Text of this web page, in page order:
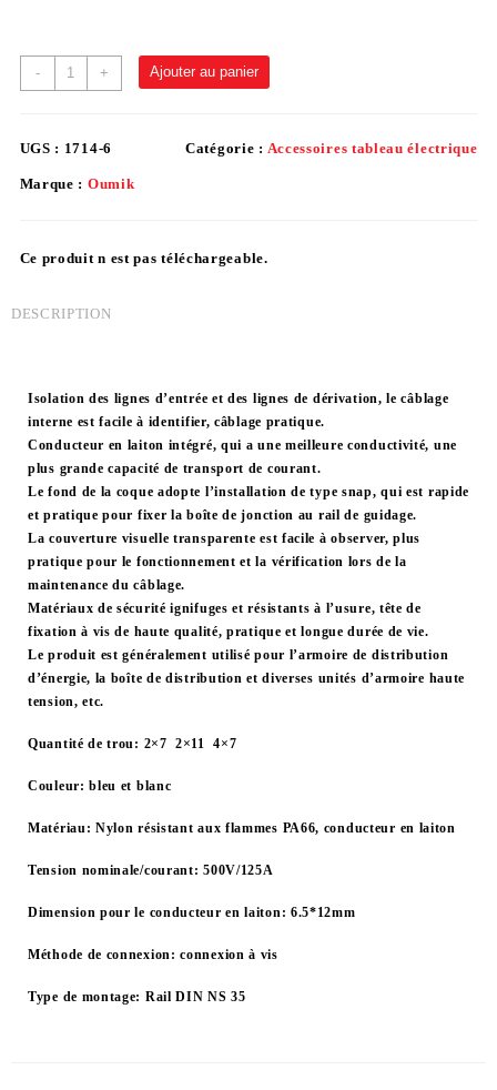
- + Ajouter au panier
UGS : 1714-6 Catégorie : Accessoires tableau électrique
Marque : Oumik
Ce produit n est pas téléchargeable.
DESCRIPTION
Isolation des lignes d’entrée et des lignes de dérivation, le câblage
interne est facile à identifier, câblage pratique.
Conducteur en laiton intégré, qui a une meilleure conductivité, une
plus grande capacité de transport de courant.
Le fond de la coque adopte l’installation de type snap, qui est rapide
et pratique pour fixer la boîte de jonction au rail de guidage.
La couverture visuelle transparente est facile à observer, plus
pratique pour le fonctionnement et la vérification lors de la
maintenance du câblage.
Matériaux de sécurité ignifuges et résistants à l’usure, tête de
fixation à vis de haute qualité, pratique et longue durée de vie.
Le produit est généralement utilisé pour l’armoire de distribution
d’énergie, la boîte de distribution et diverses unités d’armoire haute
tension, etc.
Quantité de trou: 2×7 2×11 4×7
Couleur: bleu et blanc
Matériau: Nylon résistant aux flammes PA66, conducteur en laiton
Tension nominale/courant: 500V/125A
Dimension pour le conducteur en laiton: 6.5*12mm
Méthode de connexion: connexion à vis
Type de montage: Rail DIN NS 35